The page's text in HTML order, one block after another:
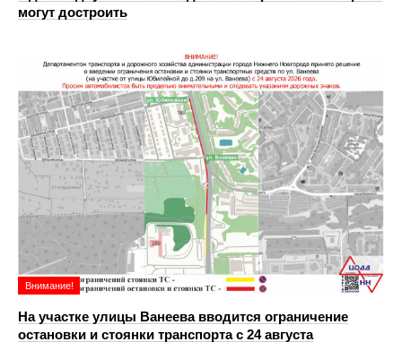
могут достроить
Внимание!
На участке улицы Ванеева вводится ограничение
остановки и стоянки транспорта с 24 августа